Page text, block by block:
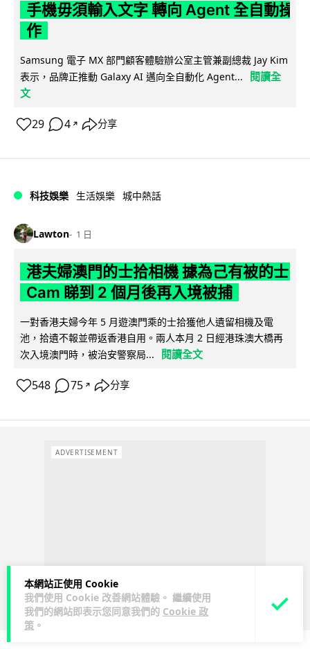
本網站正使用 Cookie
我們使用 Cookie 改善網站體驗。 繼續使用
我們的網站即表示您同意我們的 Cookie 政
策 。
手機毋須輸入文字 轉向 Agent 全自動操
作
Samsung 電子 MX 部門顧客體驗辦公室主管兼副總裁 Jay Kim
表示，品牌正推動 Galaxy AI 邁向全自動化 Agent...
閱讀全
文
29 4 ↗ 分享
科技娛樂 生活娛樂 城中熱話
Lawton 1 日
港夫婦澳門的士拾相機 據為己有被的士
Cam 睇到 2 個月後再入境被捕
一對香港夫婦今年 5 月遊澳門乘的士拾獲他人遺留相機及電
池，拾遺不報並帶返香港自用。兩人本月 2 日經港珠澳大橋再
次入境澳門時，被治安警察局...
閱讀全文
548 75 ↗ 分享
ADVERTISEMENT